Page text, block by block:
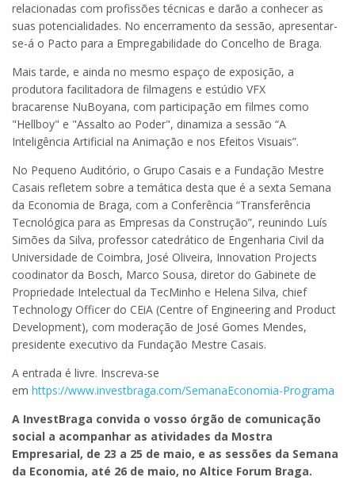
relacionadas com profissões técnicas e darão a conhecer as
suas potencialidades. No encerramento da sessão, apresentar-
se-á o Pacto para a Empregabilidade do Concelho de Braga.
Mais tarde, e ainda no mesmo espaço de exposição, a
produtora facilitadora de filmagens e estúdio VFX
bracarense NuBoyana, com participação em filmes como
"Hellboy" e "Assalto ao Poder", dinamiza a sessão “A
Inteligência Artificial na Animação e nos Efeitos Visuais”.
No Pequeno Auditório, o Grupo Casais e a Fundação Mestre
Casais refletem sobre a temática desta que é a sexta Semana
da Economia de Braga, com a Conferência “Transferência
Tecnológica para as Empresas da Construção”, reunindo Luís
Simões da Silva, professor catedrático de Engenharia Civil da
Universidade de Coimbra, José Oliveira, Innovation Projects
coodinator da Bosch, Marco Sousa, diretor do Gabinete de
Propriedade Intelectual da TecMinho e Helena Silva, chief
Technology Officer do CEiA (Centre of Engineering and Product
Development), com moderação de José Gomes Mendes,
presidente executivo da Fundação Mestre Casais.
A entrada é livre. Inscreva-se
em https://www.investbraga.com/SemanaEconomia-Programa
A InvestBraga convida o vosso órgão de comunicação
social a acompanhar as atividades da Mostra
Empresarial, de 23 a 25 de maio, e as sessões da Semana
da Economia, até 26 de maio, no Altice Forum Braga.